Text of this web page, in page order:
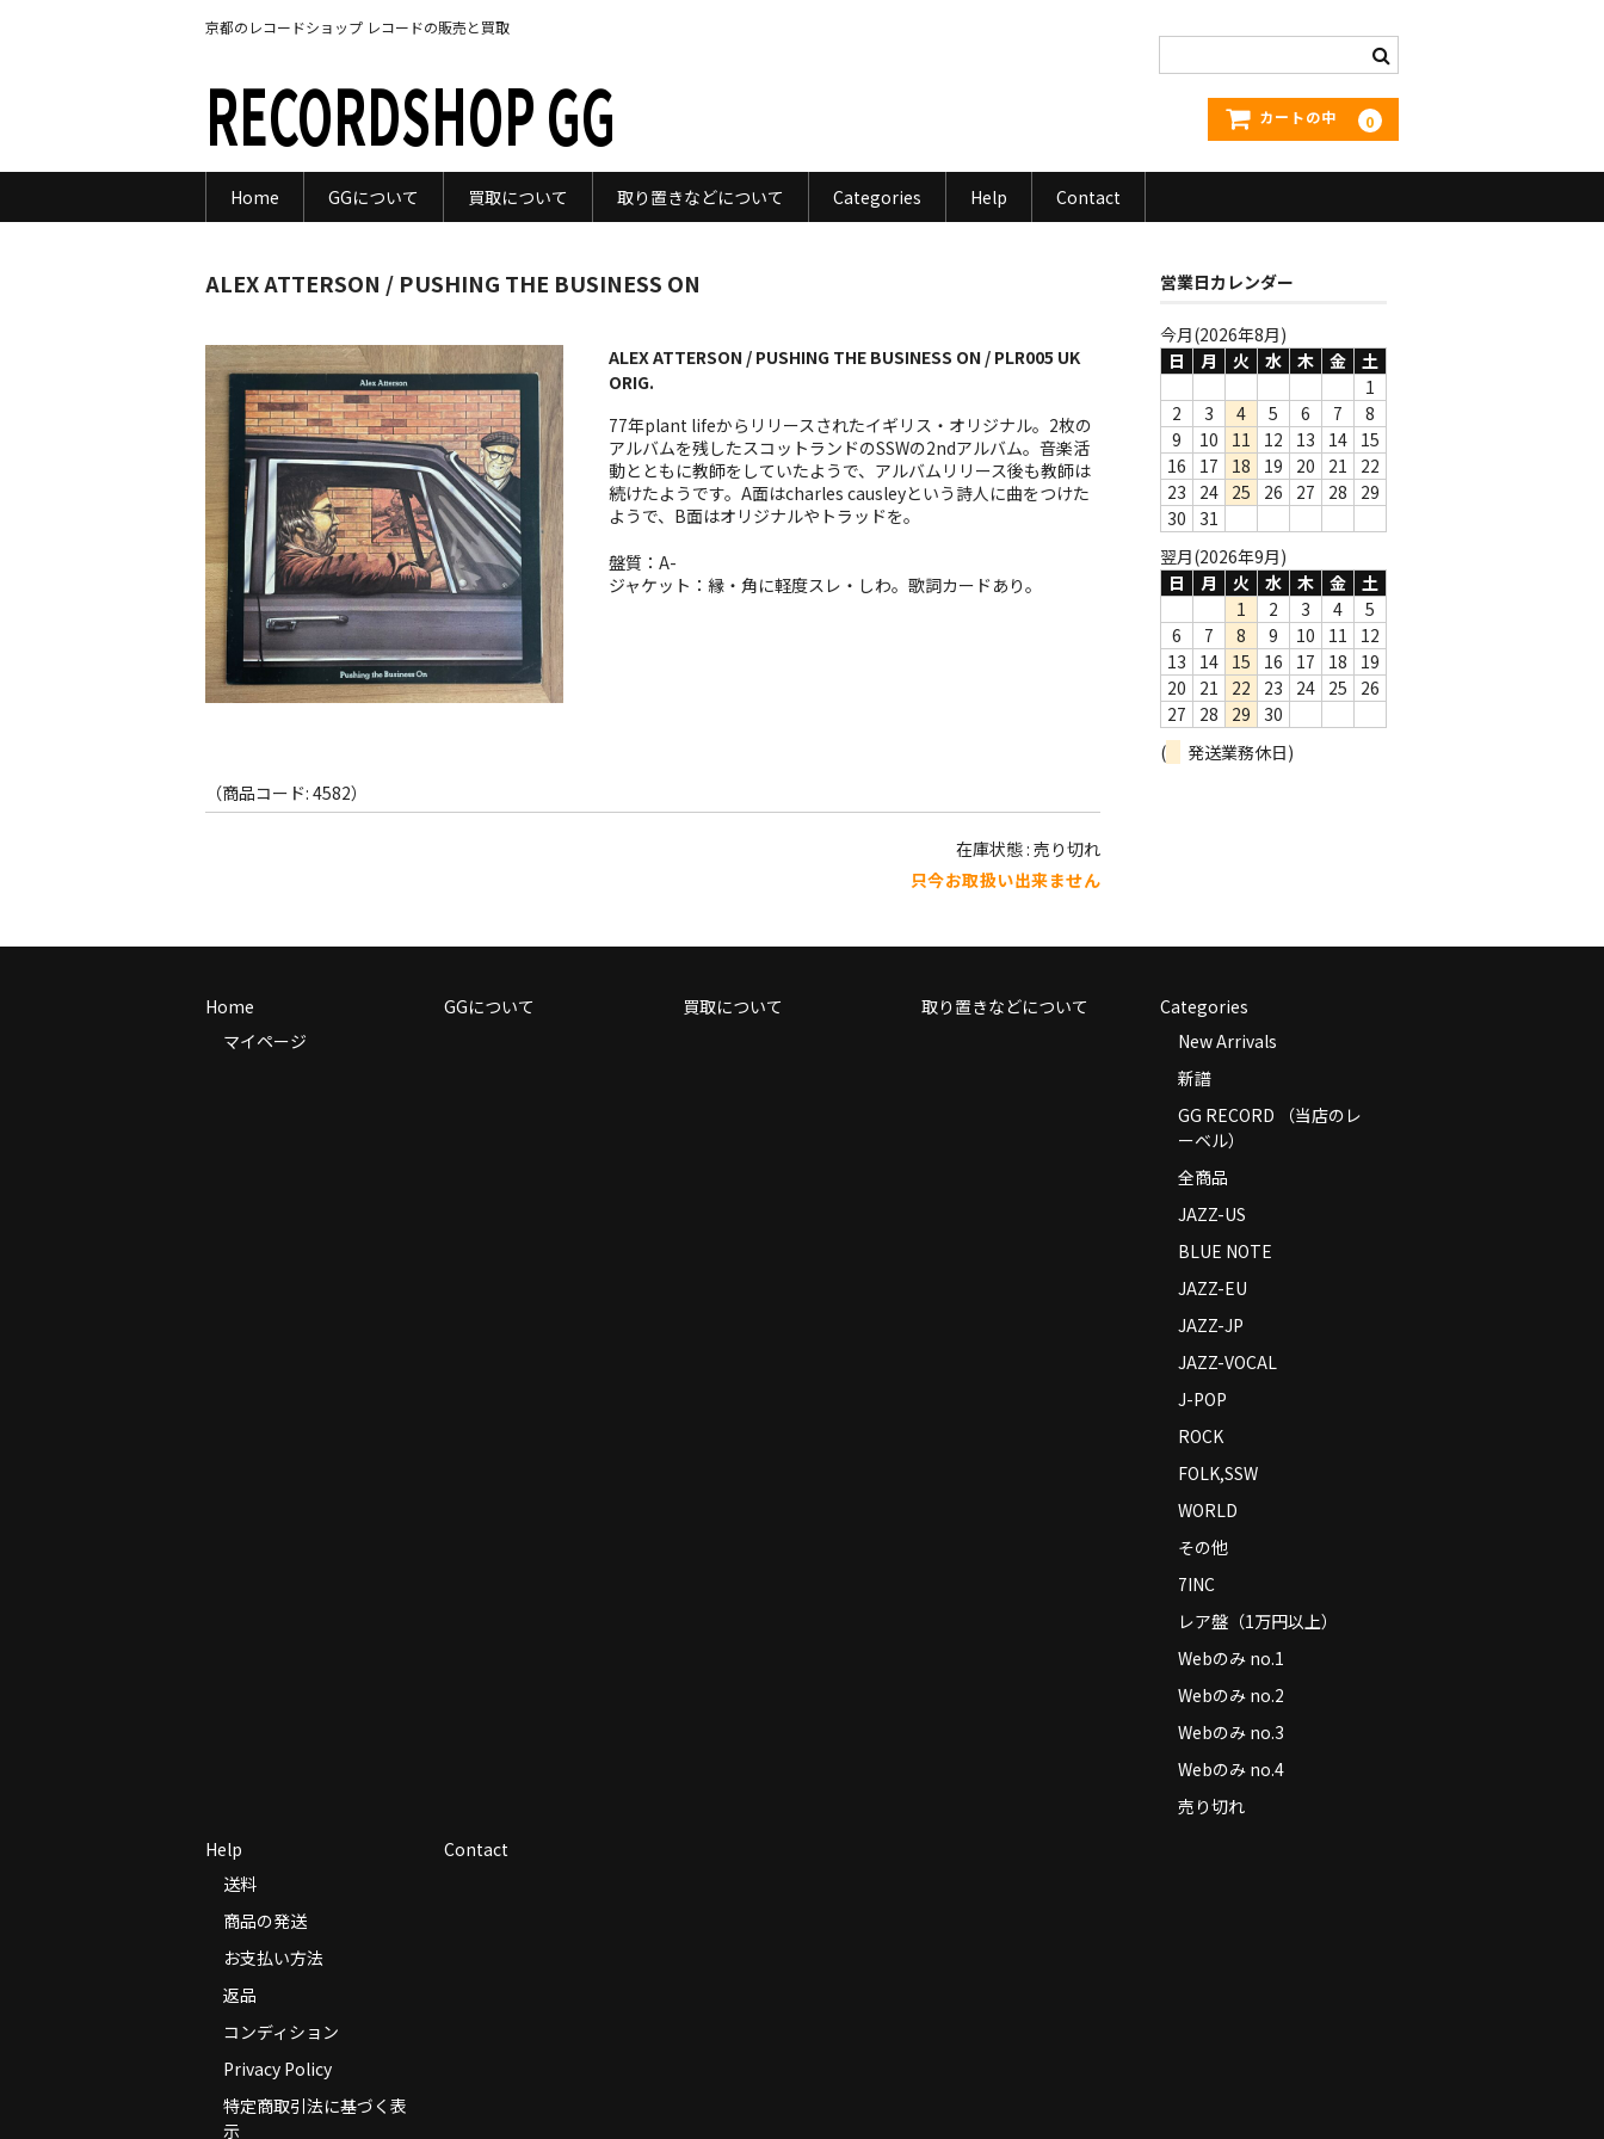
京都のレコードショップ レコードの販売と買取
RECORDSHOP GG カートの中 0
Home GGについて 買取について 取り置きなどについて Categories Help Contact
ALEX ATTERSON / PUSHING THE BUSINESS ON
ALEX ATTERSON / PUSHING THE BUSINESS ON / PLR005 UK
ORIG.
77年plant lifeからリリースされたイギリス・オリジナル。2枚の
アルバムを残したスコットランドのSSWの2ndアルバム。音楽活
動とともに教師をしていたようで、アルバムリリース後も教師は
続けたようです。A面はcharles causleyという詩人に曲をつけた
ようで、B面はオリジナルやトラッドを。
盤質：A-
ジャケット：縁・角に軽度スレ・しわ。歌詞カードあり。
（商品コード: 4582）
在庫状態 : 売り切れ
只今お取扱い出来ません
営業日カレンダー
今月(2026年8月)
日
月 火 水 木 金
土
1
2
3 4 5 6 7
8
9
10 11 12 13 14 15
16
17 18 19 20 21
22
23
24 25 26 27 28
29
30
31
翌月(2026年9月)
日
月 火 水 木 金
土
1
2 3 4
5
6
7 8 9 10 11
12
13
14 15 16 17 18
19
20
21 22 23 24 25
26
27
28 29
30
(
発送業務休日)
Home
マイページ
GGについて 買取について 取り置きなどについて
Categories
New Arrivals
新譜
GG RECORD （当店のレ
ーベル）
全商品
JAZZ-US
BLUE NOTE
JAZZ-EU
JAZZ-JP
JAZZ-VOCAL
J-POP
ROCK
FOLK,SSW
WORLD
その他
7INC
レア盤（1万円以上）
Webのみ no.1
Webのみ no.2
Webのみ no.3
Webのみ no.4
売り切れ
Help
送料
商品の発送
お支払い方法
返品
コンディション
Privacy Policy
特定商取引法に基づく表
示
Contact